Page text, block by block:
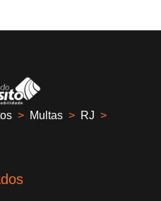
> Multas > RJ >